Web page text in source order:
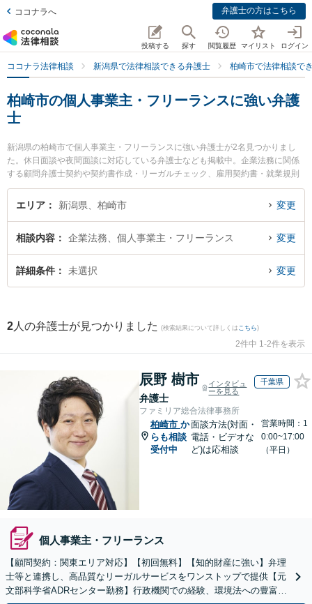
ココナラへ 弁護士の方はこちら
投稿する 探す 閲覧履歴 マイリスト ログイン
ココナラ法律相談 新潟県で法律相談できる弁護士 柏崎市で法律相談で
柏崎市の個人事業主・フリーランスに強い弁護
士
新潟県の柏崎市で個人事業主・フリーランスに強い弁護士が2名見つかりまし
た。休日面談や夜間面談に対応している弁護士なども掲載中。企業法務に関係
する顧問弁護士契約や契約書作成・リーガルチェック、雇用契約書・就業規則
作成等の細かな分野での絞り込み検索もでき便利です。特に関矢法律事務所の
関矢 聡史弁護士や柏崎きぼう法律事務所の田才 淳一弁護士のプロフィール情報
人事業主・フリーランスのトラブル解決の実績豊富な近くの弁護士を検索した
い』『初回相談無料で個人事業主・フリーランスを法律相談できる柏崎市内の
弁護士に相談予約したい』などでお困りの相談者さんにおすすめです。
エリア 新潟県、柏崎市 変更
相談内容 企業法務、個人事業主・フリーランス 変更
詳細条件 未選択 変更
2 人の弁護士が見つかりました (検索結果について詳しくは こちら)
2件中 1-2件を表示
辰野 樹市
弁護士
インタビュ
ーを見る
千葉県
ファミリア総合法律事務所
柏崎市 か
らも相談
受付中
面談方法(対面・
電話・ビデオな
ど)は応相談
営業時間：1
0:00~17:00
（平日）
個人事業主・フリーランス
【顧問契約：関東エリア対応】【初回無料】【知的財産に強い】弁理
士等と連携し、高品質なリーガルサービスをワンストップで提供【元
文部科学省ADRセンター勤務】行政機関での経験、環境法への豊富な